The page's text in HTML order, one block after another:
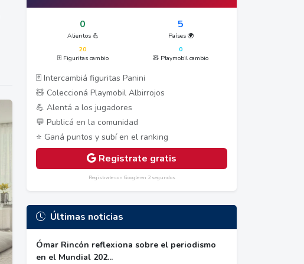
0
Alientos 💪
5
Países 🌍
20
🃏 Figuritas cambio
0
🧸 Playmobil cambio
🃏 Intercambiá figuritas Panini
🧸 Coleccioná Playmobil Albirrojos
💪 Alentá a los jugadores
💬 Publicá en la comunidad
⭐ Ganá puntos y subí en el ranking
Registrate gratis
Registrate con Google en 2 segundos
Últimas noticias
Ómar Rincón reflexiona sobre el periodismo
en el Mundial 202...